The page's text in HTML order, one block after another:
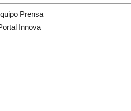
Prensa
Innova